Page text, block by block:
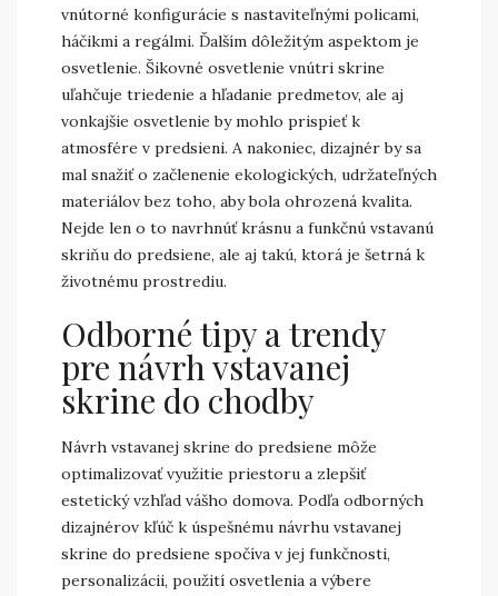
vnútorné konfigurácie s nastaviteľnými policami,
háčikmi a regálmi. Ďalším dôležitým aspektom je
osvetlenie. Šikovné osvetlenie vnútri skrine
uľahčuje triedenie a hľadanie predmetov, ale aj
vonkajšie osvetlenie by mohlo prispieť k
atmosfére v predsieni. A nakoniec, dizajnér by sa
mal snažiť o začlenenie ekologických, udržateľných
materiálov bez toho, aby bola ohrozená kvalita.
Nejde len o to navrhnúť krásnu a funkčnú vstavanú
skriňu do predsiene, ale aj takú, ktorá je šetrná k
životnému prostrediu.
Odborné tipy a trendy
pre návrh vstavanej
skrine do chodby
Návrh vstavanej skrine do predsiene môže
optimalizovať využitie priestoru a zlepšiť
estetický vzhľad vášho domova. Podľa odborných
dizajnérov kľúč k úspešnému návrhu vstavanej
skrine do predsiene spočíva v jej funkčnosti,
personalizácii, použití osvetlenia a výbere